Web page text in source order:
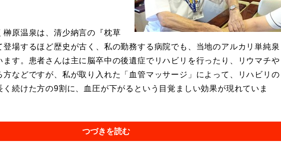
原温泉は、清少納言の『枕草
登場するほど歴史が古く、私の勤務する病院でも、当地のアルカリ単純泉
ます。患者さんは主に脳卒中の後遺症でリハビリを行ったり、リウマチや
方などですが、私が取り入れた「血管マッサージ」によって、リハビリの
く続けた方の9割に、血圧が下がるという目覚ましい効果が現れていま
つづきを読む